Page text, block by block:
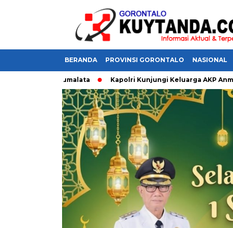
BERANDA PROVINSI GORONTALO NASIONAL
Kapolri Kunjungi Keluarga AKP Anm Lusiyanto,